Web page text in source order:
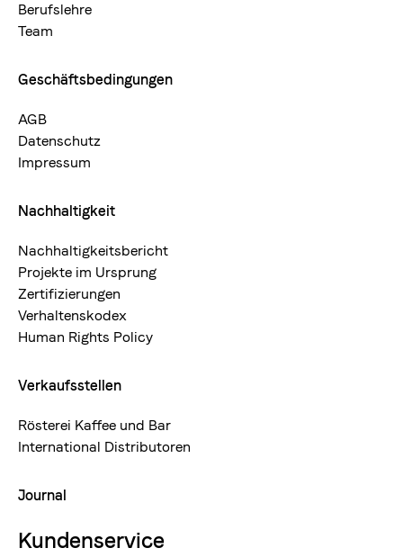
Berufslehre
Team
Geschäftsbedingungen
AGB
Datenschutz
Impressum
Nachhaltigkeit
Nachhaltigkeitsbericht
Projekte im Ursprung
Zertifizierungen
Verhaltenskodex
Human Rights Policy
Verkaufsstellen
Rösterei Kaffee und Bar
International Distributoren
Journal
Kundenservice